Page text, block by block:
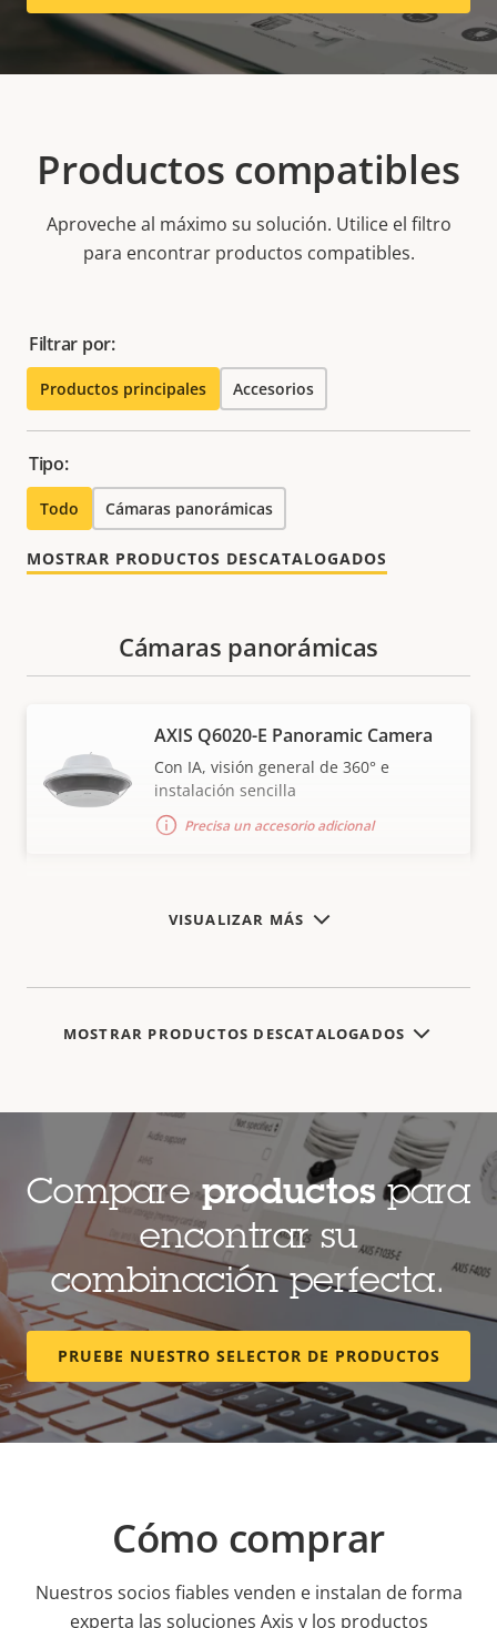
Productos compatibles
Aproveche al máximo su solución. Utilice el filtro
para encontrar productos compatibles.
Filtrar por:
Productos principales Accesorios
Tipo:
Todo Cámaras panorámicas
MOSTRAR PRODUCTOS DESCATALOGADOS
VISUALIZAR MÁS
Cámaras panorámicas
AXIS Q6020-E Panoramic Camera
Con IA, visión general de 360° e
instalación sencilla
Precisa un accesorio adicional
MOSTRAR PRODUCTOS DESCATALOGADOS
Compareproductospara
encontrar su
combinación perfecta.
PRUEBE NUESTRO SELECTOR DE PRODUCTOS
Cómo comprar
Nuestros socios fiables venden e instalan de forma
experta las soluciones Axis y los productos